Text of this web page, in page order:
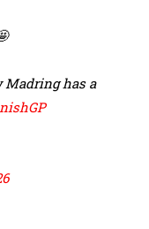
Madring has a